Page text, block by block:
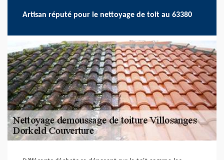
Artisan réputé pour le nettoyage de toit au 63380